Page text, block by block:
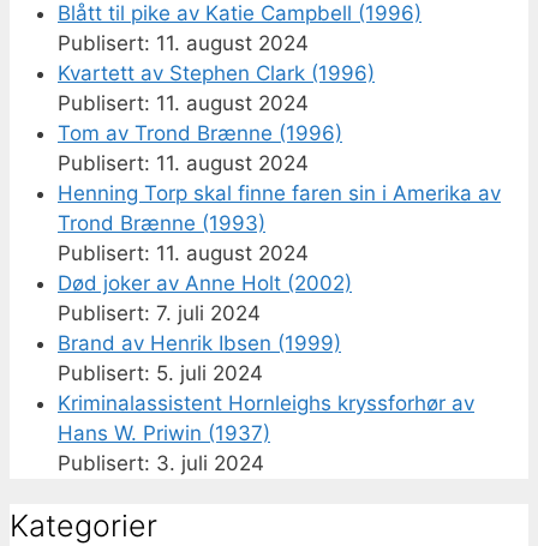
Blått til pike av Katie Campbell (1996)
11. august 2024
Kvartett av Stephen Clark (1996)
11. august 2024
Tom av Trond Brænne (1996)
11. august 2024
Henning Torp skal finne faren sin i Amerika av
Trond Brænne (1993)
11. august 2024
Død joker av Anne Holt (2002)
7. juli 2024
Brand av Henrik Ibsen (1999)
5. juli 2024
Kriminalassistent Hornleighs kryssforhør av
Hans W. Priwin (1937)
3. juli 2024
Kategorier